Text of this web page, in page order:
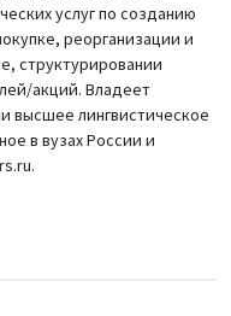
услуг по созданию
реорганизации и
структурировании
акций. Владеет
высшее лингвистическое
в вузах России и